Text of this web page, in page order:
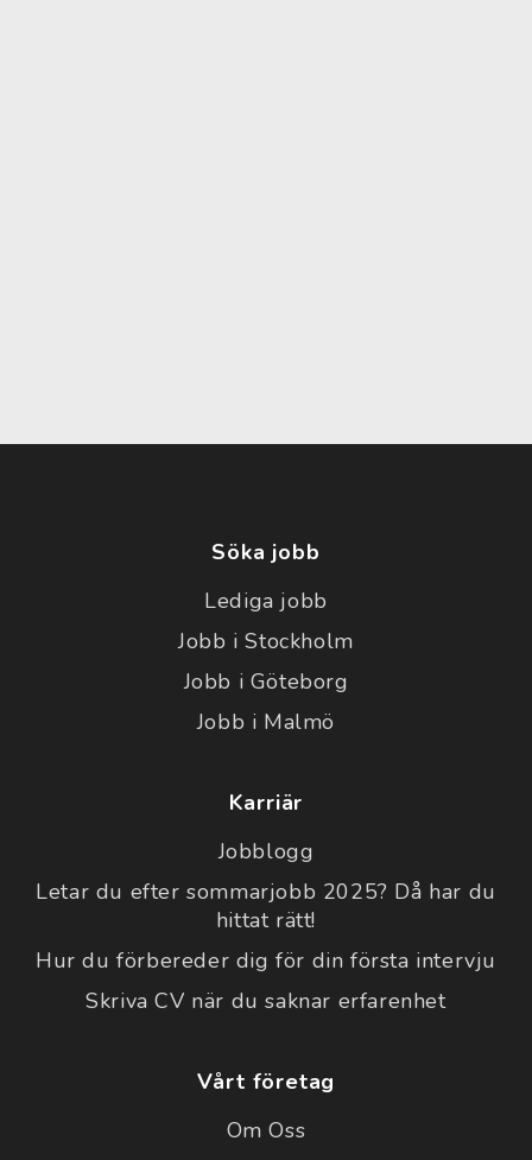
Söka jobb
Lediga jobb
Jobb i Stockholm
Jobb i Göteborg
Jobb i Malmö
Karriär
Jobblogg
Letar du efter sommarjobb 2025? Då har du
hittat rätt!
Hur du förbereder dig för din första intervju
Skriva CV när du saknar erfarenhet
Vårt företag
Om Oss